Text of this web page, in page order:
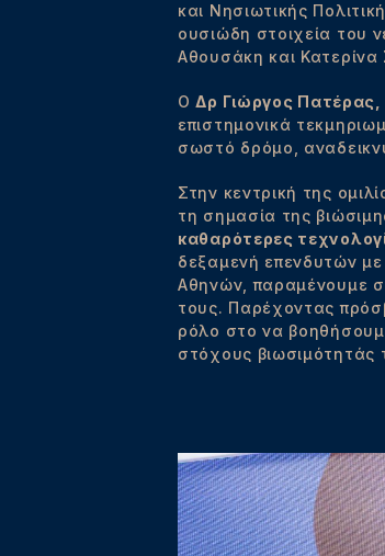
και Νησιωτικής
ουσιώδη στοιχεία του
Αθουσάκη και
ΟΔρ Γιώργος Πατέρας,
επιστημονικά
σωστό δρόμο,
Στην κεντρική της
τη σημασία της
καθαρότερες
δεξαμενή επενδυτών
Αθηνών, παραμένουμε
τους. Παρέχοντας
ρόλο στο να
στόχους βιωσιμότητάς